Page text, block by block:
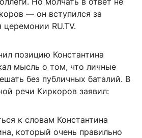
— он вступился за
RU.TV.
позицию Константина
мысль о том, что личные
без публичных баталий. В
речи Киркоров заявил:
к словам Константина
который очень правильно